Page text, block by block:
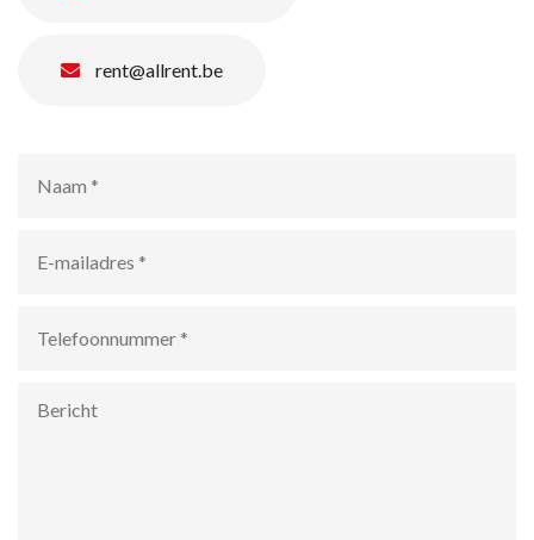
rent@allrent.be
mailadres *